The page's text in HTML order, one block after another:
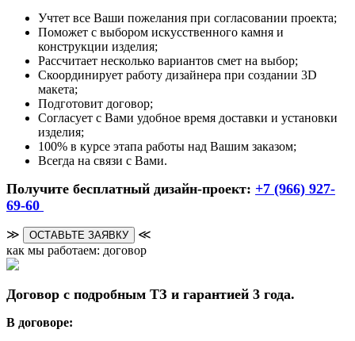
Учтет все Ваши пожелания при согласовании проекта;
Поможет с выбором искусственного камня и
конструкции изделия;
Рассчитает несколько вариантов смет на выбор;
Скоординирует работу дизайнера при создании 3D
макета;
Подготовит договор;
Согласует с Вами удобное время доставки и установки
изделия;
100% в курсе этапа работы над Вашим заказом;
Всегда на связи с Вами.
Получите бесплатный дизайн-проект: +7 (966) 927-
69-60
≫ ОСТАВЬТЕ ЗАЯВКУ
≪
как мы работаем: договор
Договор с подробным ТЗ и гарантией 3 года.
В договоре: